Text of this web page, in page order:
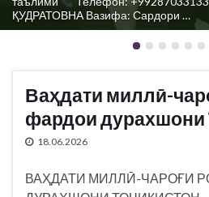
ҚУДРАТОВНА Вазифа: Сардори …
хонадон, Шод гардид аз …
Ваҳдати миллӣ-
фардои дурахшони
18.06.2026
ВАҲДАТИ МИЛЛӢ-ЧАРОҒИ